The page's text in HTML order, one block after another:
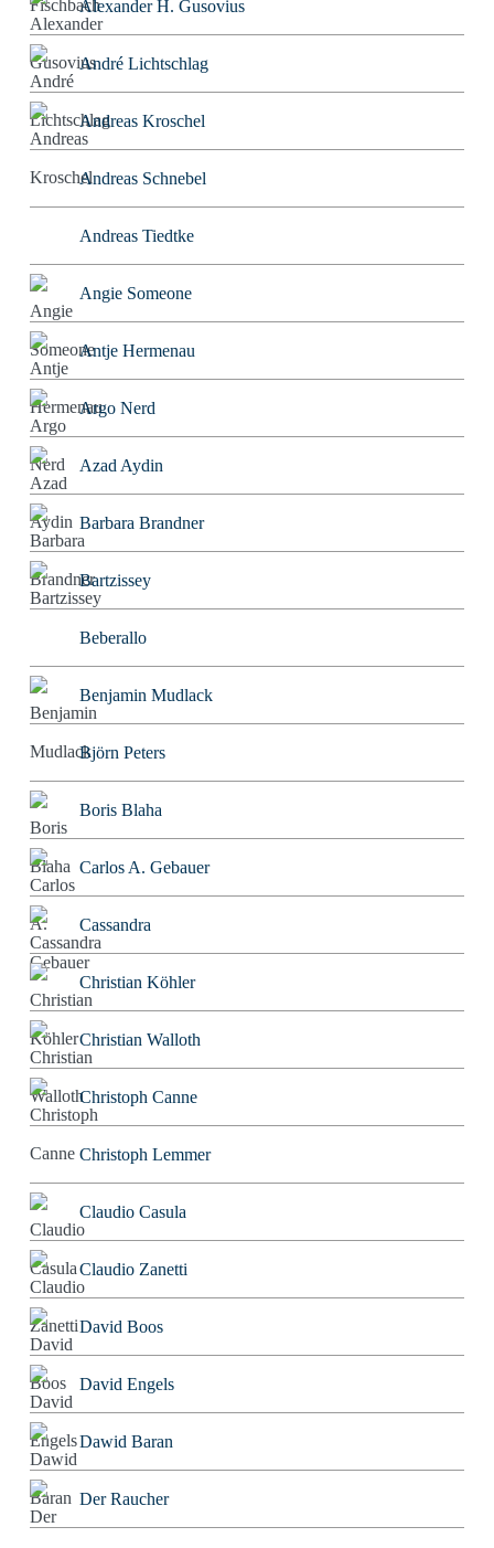
Alexander H. Gusovius
André Lichtschlag
Andreas Kroschel
Andreas Schnebel
Andreas Tiedtke
Angie Someone
Antje Hermenau
Argo Nerd
Azad Aydin
Barbara Brandner
Bartzissey
Beberallo
Benjamin Mudlack
Björn Peters
Boris Blaha
Carlos A. Gebauer
Cassandra
Christian Köhler
Christian Walloth
Christoph Canne
Christoph Lemmer
Claudio Casula
Claudio Zanetti
David Boos
David Engels
Dawid Baran
Der Raucher